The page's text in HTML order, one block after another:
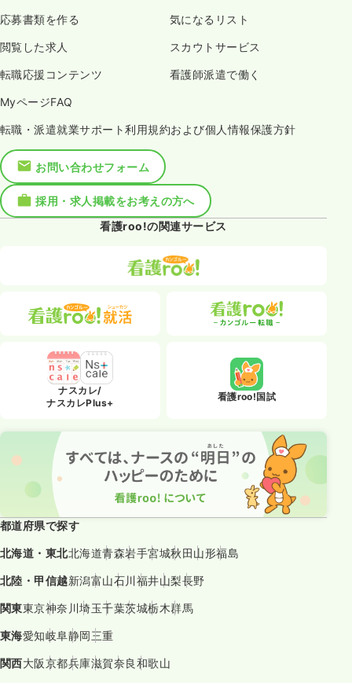
応募書類を作る 気になるリスト
閲覧した求人 スカウトサービス
転職応援コンテンツ 看護師派遣で働く
MyページFAQ
転職・派遣就業サポート利用規約および個人情報保護方針
お問い合わせフォーム
採用・求人掲載をお考えの方へ
看護roo!の関連サービス
ナスカレ/
ナスカレPlus+
看護roo!国試
都道府県で探す
北海道・東北北海道青森岩手宮城秋田山形福島
北陸・甲信越新潟富山石川福井山梨長野
関東東京神奈川埼玉千葉茨城栃木群馬
東海愛知岐阜静岡三重
関西大阪京都兵庫滋賀奈良和歌山